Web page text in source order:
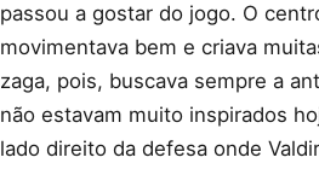
passou a gostar do jogo. O
movimentava bem e criava
zaga, pois, buscava sempre a
não estavam muito inspirados
lado direito da defesa onde